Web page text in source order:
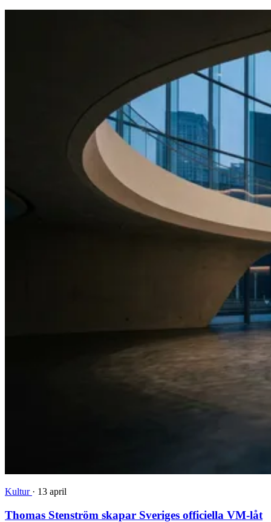
Kultur · 13 april
Thomas Stenström skapar Sveriges officiella VM-låt